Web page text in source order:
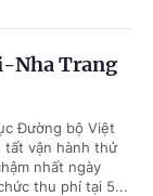
Nha Trang
Đường bộ Việt
tất vận hành thử
nhất ngày
thu phí tại 5...